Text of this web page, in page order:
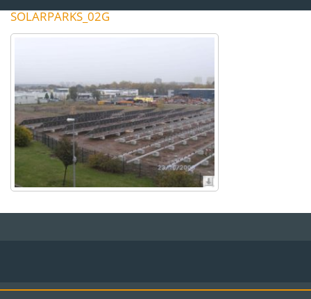
SOLARPARKS_02G